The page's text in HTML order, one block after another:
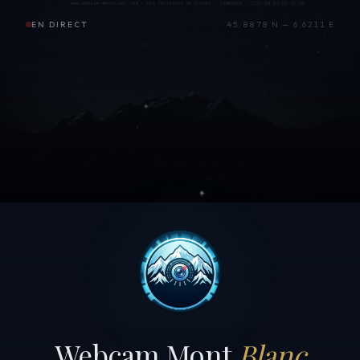
EN DIRECT 45.8878 N — 6.6211 E